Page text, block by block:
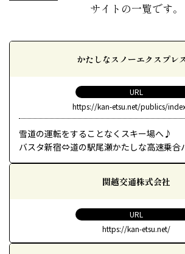
サイトの一覧です。
かたしなスノーエクスプレ
URL
https://kan-etsu.net/publics/
雪道の運転をすることなくスキー場へ♪
バスタ新宿⇔道の駅尾瀬かたしな高速乗合
関越交通株式会社
URL
https://kan-etsu.net/